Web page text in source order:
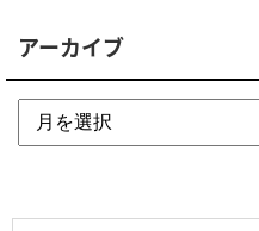
アーカイブ